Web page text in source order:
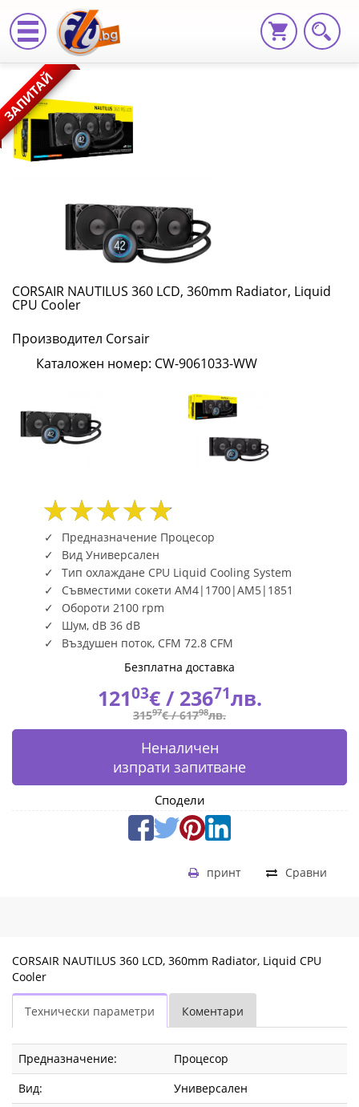
CORSAIR
NAUTILUS
360
LCD,
360mm
Radiator,
Liquid
CPU
Cooler
CW-
9061033-
WW
|
ЗАПИТАЙ
CORSAIR NAUTILUS 360 LCD, 360mm Radiator, Liquid
CPU Cooler
Производител Corsair
Каталожен номер: CW-9061033-WW
Предназначение Процесор
Вид Универсален
Тип охлаждане CPU Liquid Cooling System
Съвместими сокети AM4|1700|AM5|1851
Обороти 2100 rpm
Шум, dB 36 dB
Въздушен поток, CFM 72.8 CFM
Безплатна доставка
12103€ / 23671лв.
31597€ /61798лв.
Неналичен
изпрати запитване
Сподели
Сравни
принт
CORSAIR NAUTILUS 360 LCD, 360mm Radiator, Liquid CPU
Cooler
Технически параметри Коментари
Предназначение:
Процесор
Вид:
Универсален